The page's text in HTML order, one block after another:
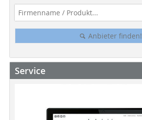
Anbieter finden!
Service